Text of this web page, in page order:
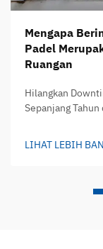
Mengapa
Padel
Ruangan
Hilangkan
Sepanjang Tahun
ruangan biasa
LIHAT LEBIH